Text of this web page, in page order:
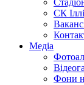
СК
Медіа
Фони